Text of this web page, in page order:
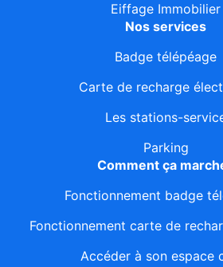
Eiffage Immobilier
Nos services
Badge télépéage
Carte de recharge
Les stations-
Parking
Comment ça
Fonctionnement badge
Fonctionnement carte de
Accéder à son espace